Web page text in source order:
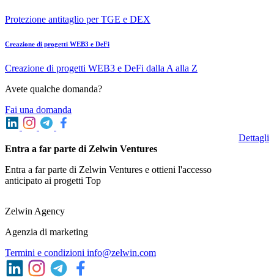
Protezione antitaglio per TGE e DEX
Creazione di progetti WEB3 e DeFi
Creazione di progetti WEB3 e DeFi dalla A alla Z
Avete qualche domanda?
Fai una domanda
Entra a far parte di Zelwin Ventures
Entra a far parte di Zelwin Ventures e ottieni l'accesso
anticipato ai progetti Top
Dettagli
Zelwin Agency
Agenzia di marketing
Termini e condizioni info@zelwin.com